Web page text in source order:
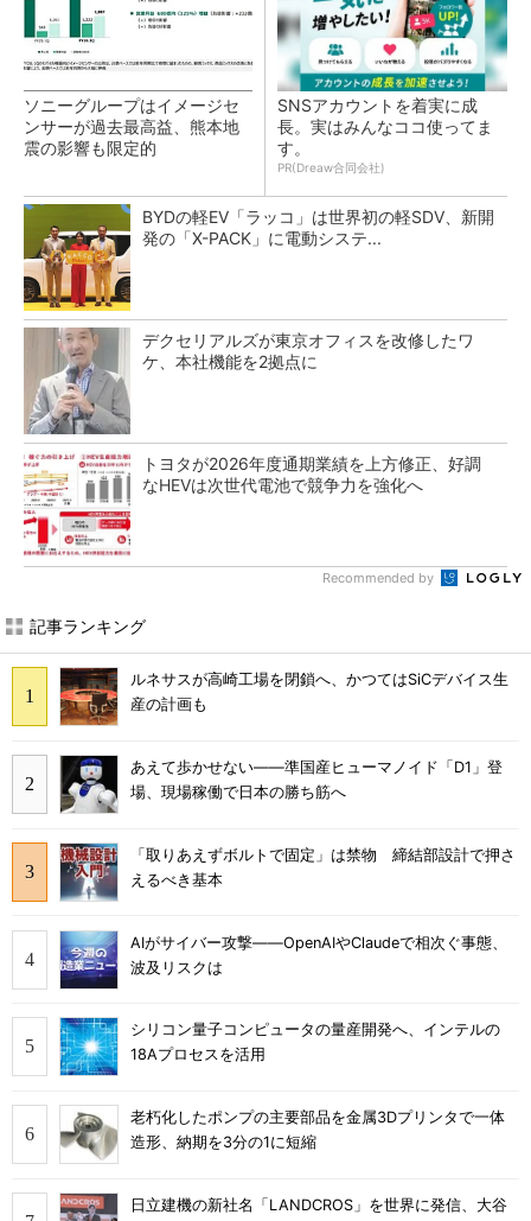
ソニーグループはイメージセ
ンサーが過去最高益、熊本地
震の影響も限定的
SNSアカウントを着実に成
長。実はみんなココ使ってま
す。
PR(Dreaw合同会社)
BYDの軽EV「ラッコ」は世界初の軽SDV、新開
発の「X-PACK」に電動システ...
デクセリアルズが東京オフィスを改修したワ
ケ、本社機能を2拠点に
トヨタが2026年度通期業績を上方修正、好調
なHEVは次世代電池で競争力を強化へ
Recommended by
記事ランキング
ルネサスが高崎工場を閉鎖へ、かつてはSiCデバイス生
産の計画も
あえて歩かせない――準国産ヒューマノイド「D1」登
場、現場稼働で日本の勝ち筋へ
「取りあえずボルトで固定」は禁物 締結部設計で押さ
えるべき基本
AIがサイバー攻撃――OpenAIやClaudeで相次ぐ事態、
波及リスクは
シリコン量子コンピュータの量産開発へ、インテルの
18Aプロセスを活用
老朽化したポンプの主要部品を金属3Dプリンタで一体
造形、納期を3分の1に短縮
日立建機の新社名「LANDCROS」を世界に発信、大谷